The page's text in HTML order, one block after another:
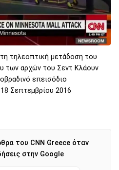
τηλεοπτική μετάδοση του
των αρχών του Σεντ Κλάουν
επεισόδιο
Σεπτεμβρίου 2016
του CNN Greece όταν
στην Google